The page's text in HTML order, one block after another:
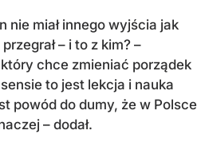
nie miał innego wyjścia jak
– i to z kim? –
chce zmieniać porządek
to jest lekcja i nauka
powód do dumy, że w Polsce
– dodał.